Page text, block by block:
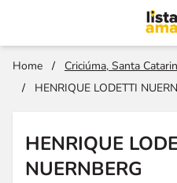
Home / Criciúma, Santa
/
HENRIQUE LODETTI
HENRIQUE
NUERNBERG